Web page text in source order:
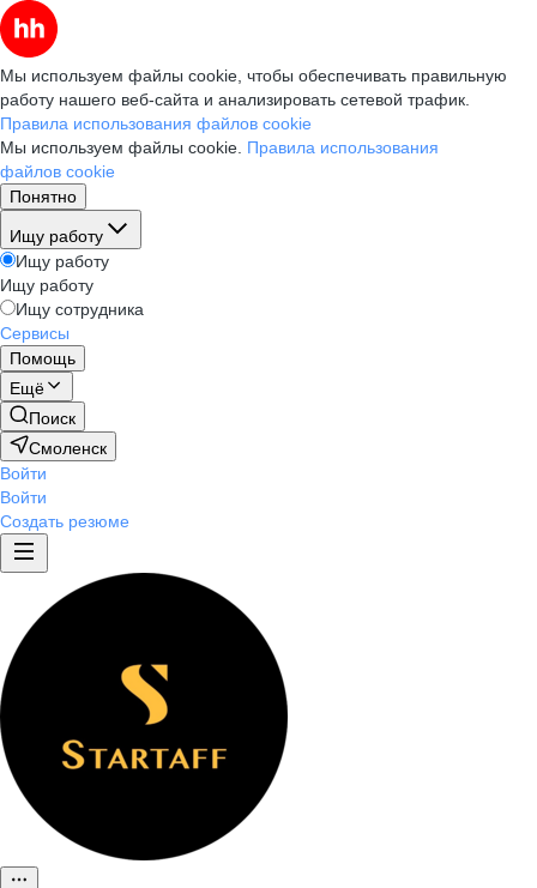
Мы используем файлы cookie, чтобы обеспечивать правильную
работу нашего веб-сайта и анализировать сетевой трафик.
Правила использования файлов cookie
Мы используем файлы cookie. Правила использования
файлов cookie
Понятно
Ищу работу
Ищу работу
Ищу работу
Ищу сотрудника
Сервисы
Помощь
Ещё
Поиск
Смоленск
Войти
Войти
Создать резюме